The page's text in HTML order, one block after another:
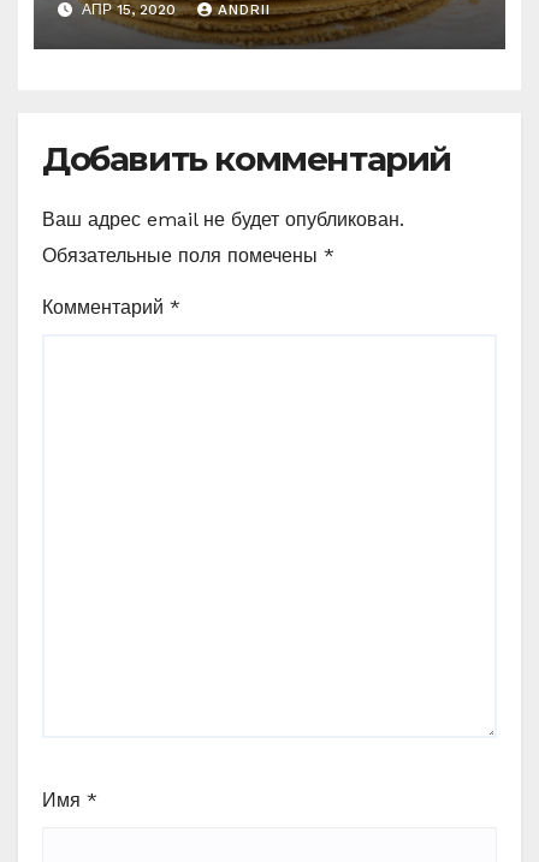
АПР 15, 2020 ANDRII
Добавить комментарий
Ваш адрес email не будет опубликован.
Обязательные поля помечены *
Комментарий *
Имя *